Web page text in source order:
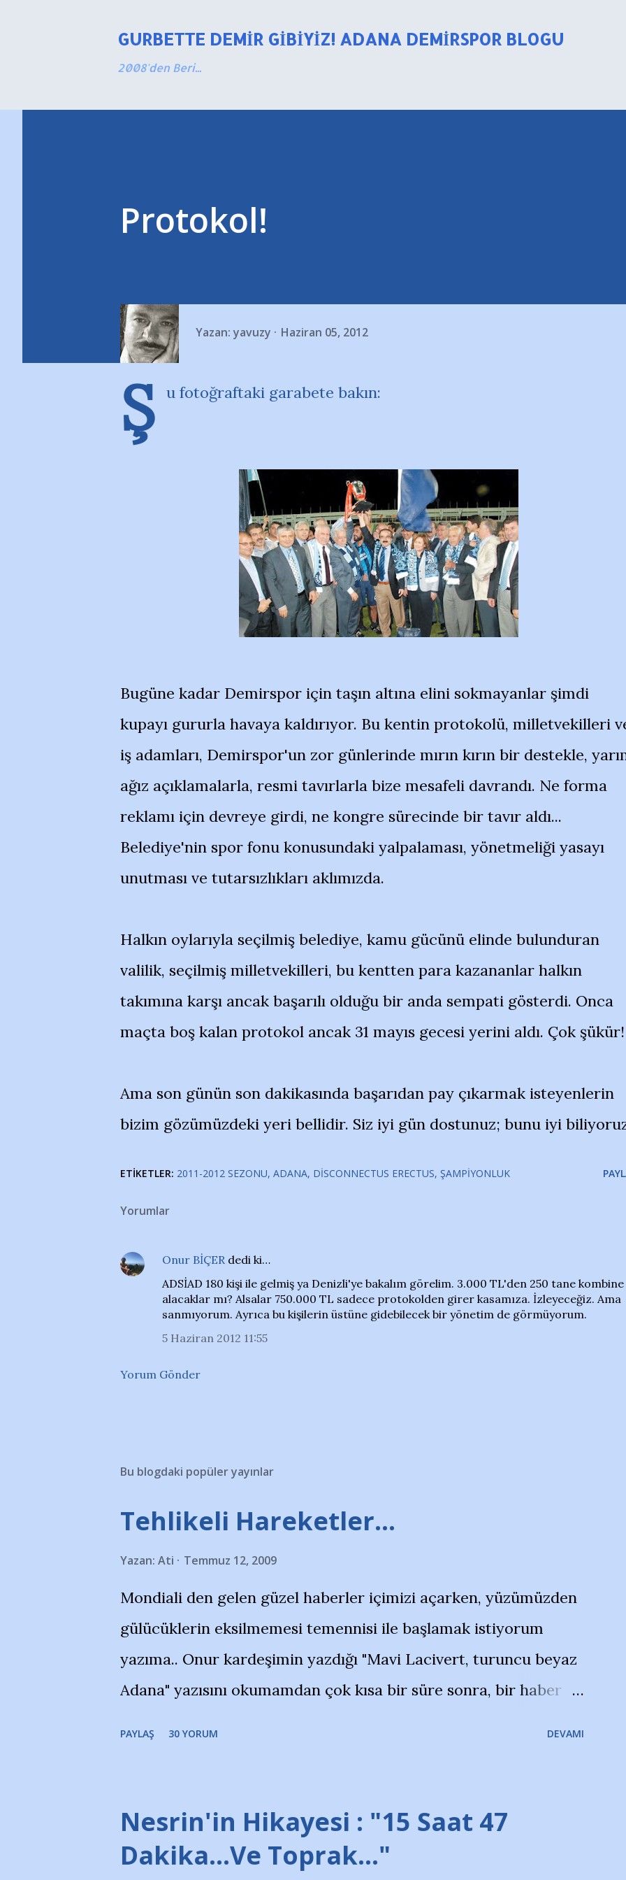
GURBETTE DEMIR GIBIYIZ! ADANA DEMIRSPOR BLOGU
2008'den Beri...
Protokol!
Yazan: yavuzy Haziran 05, 2012
Ş u fotoğraftaki garabete bakın:
Bugüne kadar Demirspor için taşın altına elini sokmayanlar şimdi
kupayı gururla havaya kaldırıyor. Bu kentin protokolü, milletvekilleri
iş adamları, Demirspor'un zor günlerinde mırın kırın bir destekle,
ağız açıklamalarla, resmi tavırlarla bize mesafeli davrandı. Ne forma
reklamı için devreye girdi, ne kongre sürecinde bir tavır aldı...
Belediye'nin spor fonu konusundaki yalpalaması, yönetmeliği yasayı
unutması ve tutarsızlıkları aklımızda.
Halkın oylarıyla seçilmiş belediye, kamu gücünü elinde bulunduran
valilik, seçilmiş milletvekilleri, bu kentten para kazananlar halkın
takımına karşı ancak başarılı olduğu bir anda sempati gösterdi. Onca
maçta boş kalan protokol ancak 31 mayıs gecesi yerini aldı. Çok şükür!
Ama son günün son dakikasında başarıdan pay çıkarmak isteyenlerin
bizim gözümüzdeki yeri bellidir. Siz iyi gün dostunuz; bunu iyi
ETIKETLER: 2011-2012 SEZONU ADANA DISCONNECTUS ERECTUS ŞAMPIYONLUK
Yorumlar
Onur BİÇER dedi ki…
ADSİAD 180 kişi ile gelmiş ya Denizli'ye bakalım görelim. 3.000 TL'den 250 tane kombine
alacaklar mı? Alsalar 750.000 TL sadece protokolden girer kasamıza. İzleyeceğiz. Ama
sanmıyorum. Ayrıca bu kişilerin üstüne gidebilecek bir yönetim de görmüyorum.
5 Haziran 2012 11:55
Yorum Gönder
Bu blogdaki popüler yayınlar
Tehlikeli Hareketler...
Yazan: Ati Temmuz 12, 2009
Mondiali den gelen güzel haberler içimizi açarken, yüzümüzden
gülücüklerin eksilmemesi temennisi ile başlamak istiyorum
yazıma.. Onur kardeşimin yazdığı "Mavi Lacivert, turuncu beyaz
Adana" yazısını okumamdan çok kısa bir süre sonra, bir haber
stadı önünde yaklaşık 200 taraftarın toplanarak İstanbul
takımlarının Futbol okullarını ve ürünlerini Bursa şehrinde
görmek istemediklerini bir protesto eylemiyle açıkladıklarını
PAYLAŞ 30 YORUM DEVAMI
Nesrin'in Hikayesi : "15 Saat 47
Dakika…Ve Toprak…"